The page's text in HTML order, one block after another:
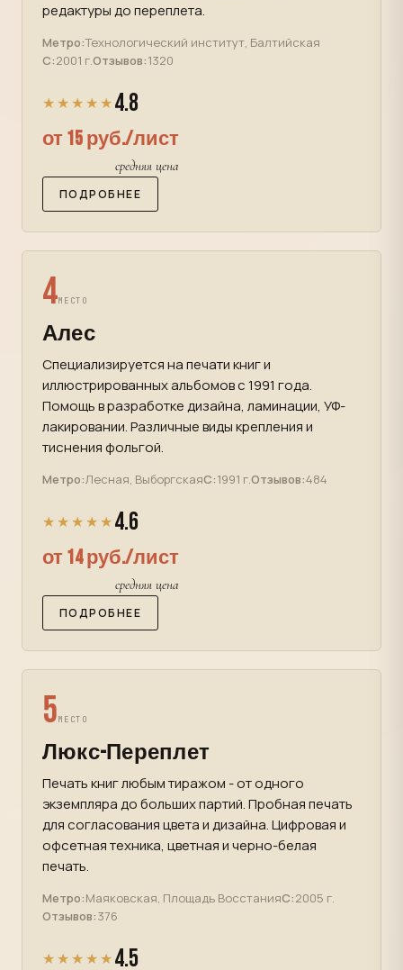
редактуры до переплета.
Метро:Технологический институт, Балтийская
С:2001 г.Отзывов:1320
★★★★★ 4.8
от 15 руб./лист
средняя цена
ПОДРОБНЕЕ
4МЕСТО
Алес
Специализируется на печати книг и
иллюстрированных альбомов с 1991 года.
Помощь в разработке дизайна, ламинации, УФ-
лакировании. Различные виды крепления и
тиснения фольгой.
Метро:Лесная, ВыборгскаяС:1991 г.Отзывов:484
★★★★★ 4.6
от 14 руб./лист
средняя цена
ПОДРОБНЕЕ
5МЕСТО
Люкс-Переплет
Печать книг любым тиражом - от одного
экземпляра до больших партий. Пробная печать
для согласования цвета и дизайна. Цифровая и
офсетная техника, цветная и черно-белая
печать.
Метро:Маяковская, Площадь ВосстанияС:2005 г.
Отзывов:376
★★★★★ 4.5